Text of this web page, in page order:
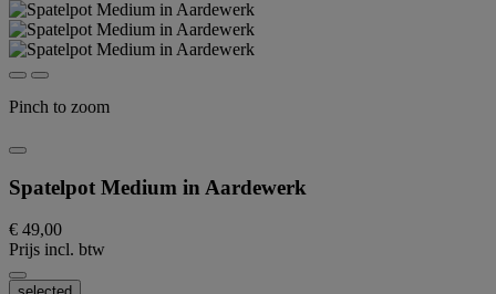
Pinch to zoom
Spatelpot Medium in Aardewerk
€ 49,00
Prijs incl. btw